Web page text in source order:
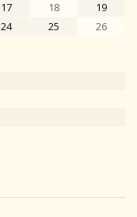
17 18
19
24 25
26